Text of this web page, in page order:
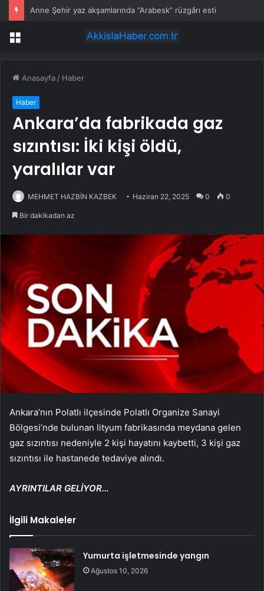
Anne Şehir yaz akşamlarında “Arabesk” rüzgârı esti
Menü
Anasayfa / Haber
Haber
Ankara’da fabrikada gaz
sızıntısı: İki kişi öldü,
yaralılar var
MEHMET HAZBİN KAZBEK Haziran 22, 2025 0 0
Bir dakikadan az
Ankara’nın Polatlı ilçesinde Polatlı Organize Sanayi
Bölgesi’nde bulunan lityum fabrikasında meydana gelen
gaz sızıntısı nedeniyle 2 kişi hayatını kaybetti, 3 kişi gaz
sızıntısı ile hastanede tedaviye alındı.
AYRINTILAR GELİYOR…
İlgili Makaleler
Yumurta işletmesinde yangın
Ağustos 10, 2026